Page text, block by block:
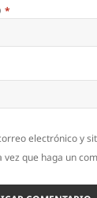
*
electrónico y
que haga un